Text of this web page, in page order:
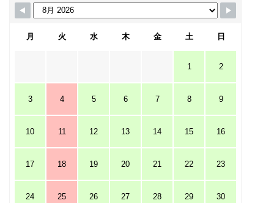
月 火 水 木 金 土 日
1 2
3 4 5 6 7 8 9
10 11 12 13 14 15 16
17 18 19 20 21 22 23
24 25 26 27 28 29 30